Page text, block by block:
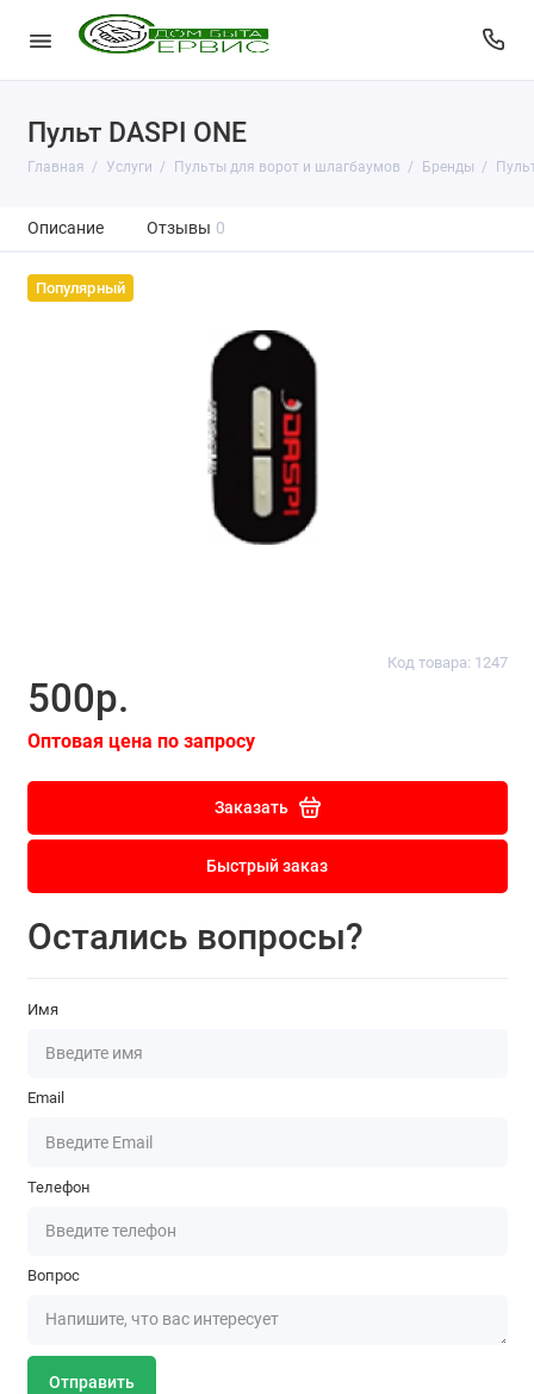
Пульт DASPI ONE
Главная Услуги Пульты для ворот и шлагбаумов Бренды
Описание Отзывы 0
Популярный
Код товара: 1247
500р.
Оптовая цена по запросу
Заказать
Быстрый заказ
Остались вопросы?
Имя
Email
Телефон
Вопрос
Отправить